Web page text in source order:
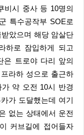
비시 중사 등 10명의
특수공작부 SOE로
았으며 해당 암살단
하로 잠입하게 되고
은 트로야 다리 앞의
라하 성으로 출근하
약 오전 10시 반경
가 도달했는데 여기
없는 상태에서 운전
커브길에 접어들자